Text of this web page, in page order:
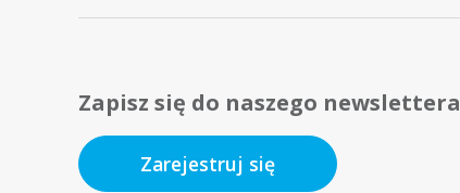
Zapisz się do naszego newslettera
Zarejestruj się